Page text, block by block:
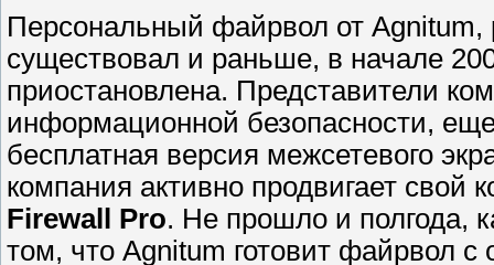
Персональный файрвол от
существовал и раньше, в начале
приостановлена. Представители
информационной безопасности,
бесплатная версия межсетевого
компания активно продвигает свой
Firewall Pro. Не прошло и полгода,
том, что Agnitum готовит файрвол